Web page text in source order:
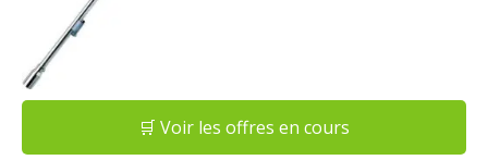
🛒 Voir les offres en cours